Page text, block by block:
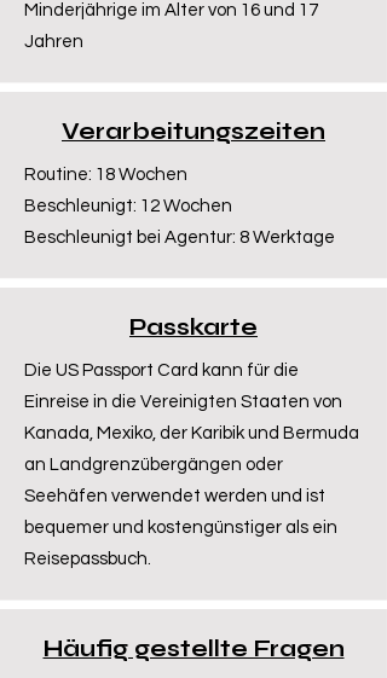
Minderjährige im Alter von 16 und 17
Jahren
Verarbeitungszeiten
Routine: 18 Wochen
Beschleunigt: 12 Wochen
Beschleunigt bei Agentur: 8 Werktage
Passkarte
Die US Passport Card kann für die
Einreise in die Vereinigten Staaten von
Kanada, Mexiko, der Karibik und Bermuda
an Landgrenzübergängen oder
Seehäfen verwendet werden und ist
bequemer und kostengünstiger als ein
Reisepassbuch.
Häufig gestellte Fragen